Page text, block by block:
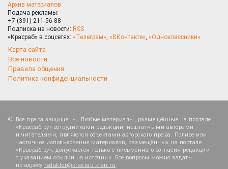
Архив материалов
Подача рекламы:
+7 (391) 211-56-88
Подписка на новости: RSS
«Красраб» в соцсетях: «Телеграм», «ВКонтакте», «Одноклассники»
Карта сайта
Все новости
Правила общения
Политика конфиденциальности
Все права защищены. Любые материалы, размещённые на портале
«Красраб.ру» сотрудниками редакции, нештатными авторами
и читателями, являются объектами авторского права. Полное или
частичное использование материалов, размещённых на портале
«Красраб.ру», допускается только с письменного согласия редакции
с указанием ссылки на источник. Все вопросы можно задать
по адресу redaktor@krasrab.krsn.ru